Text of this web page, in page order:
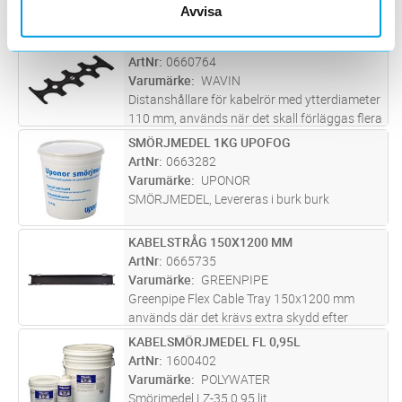
Avvisa
ST Lägg i kundvagn
DISTANSHÅLLARE D110/8
ArtNr 0660764
Varumärke
WAVIN
Distanshållare för kabelrör med ytterdiameter
110 mm, används när det skall förläggas flera
rör, upp till 4 x 2 rör bredvid eller över varandra
i samma kabelschakt. Distanshållaren
säkerställer att d...läs mer
ST Lägg i kundvagn
SMÖRJMEDEL 1KG UPOFOG
ArtNr 0663282
Varumärke
UPONOR
SMÖRJMEDEL, Levereras i burk burk
ST Lägg i kundvagn
KABELSTRÅG 150X1200 MM
ArtNr 0665735
Varumärke
GREENPIPE
Greenpipe Flex Cable Tray 150x1200 mm
används där det krävs extra skydd efter
sprängning av berg och då man vill reducera
användningen av kabelsand till ett minimum.
Greenpipe Flex Cable Tray 150x120
ST Lägg i kundvagn
KABELSMÖRJMEDEL FL 0,95L
ArtNr 1600402
Varumärke
POLYWATER
Smörjmedel LZ-35 0,95 lit